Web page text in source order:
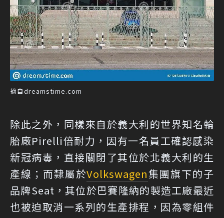
摘自dreamstime.com
除此之外，同樣來自於義大利的世界知名輪
胎廠Pirelli倍耐力，因有一名員工確認感染
新冠病毒，直接關閉了其位於北義大利的生
產線；而隸屬於Volkswagen集團旗下的子
品牌Seat，其位於巴賽隆納的製造工廠最近
也被迫取消一系列的生產排程，因為零組件